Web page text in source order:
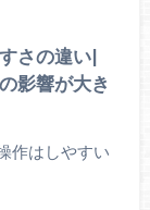
さの違い|
影響が大き
作はしやすい